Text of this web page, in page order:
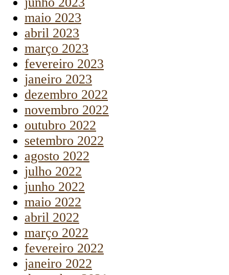
maio 2023
abril 2023
março 2023
fevereiro 2023
janeiro 2023
dezembro 2022
novembro 2022
outubro 2022
setembro 2022
agosto 2022
julho 2022
junho 2022
maio 2022
abril 2022
março 2022
fevereiro 2022
janeiro 2022